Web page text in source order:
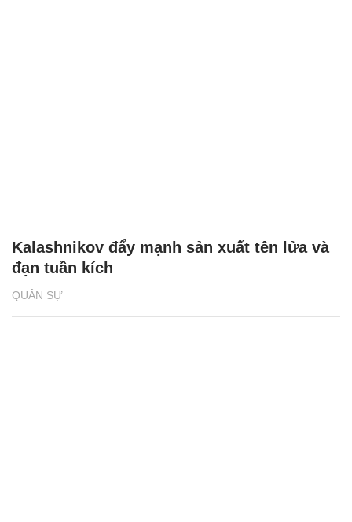
QUÂN SỰ
Kalashnikov đẩy mạnh sản xuất tên lửa và
đạn tuần kích